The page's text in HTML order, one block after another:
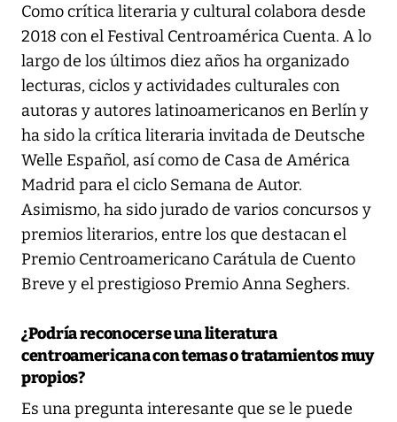
Como crítica literaria y cultural colabora desde
2018 con el Festival Centroamérica Cuenta. A lo
largo de los últimos diez años ha organizado
lecturas, ciclos y actividades culturales con
autoras y autores latinoamericanos en Berlín y
ha sido la crítica literaria invitada de Deutsche
Welle Español, así como de Casa de América
Madrid para el ciclo Semana de Autor.
Asimismo, ha sido jurado de varios concursos y
premios literarios, entre los que destacan el
Premio Centroamericano Carátula de Cuento
Breve y el prestigioso Premio Anna Seghers.
¿Podría reconocerse una literatura
centroamericana con temas o tratamientos muy
propios?
Es una pregunta interesante que se le puede